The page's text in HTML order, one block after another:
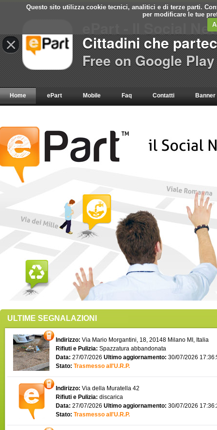
Questo sito utilizza cookie tecnici, analitici e di terze parti.
per modificare le tue
Home ePart Mobile Faq Contatti Banner
ULTIME SEGNALAZIONI
Indirizzo: Via Mario Morgantini, 18, 20148 Milano MI, Italia
Rifiuti e Pulizia: Spazzatura abbandonata
Data: 27/07/2026 Ultimo aggiornamento: 30/07/2026
Stato: Trasmesso all'U.R.P.
Indirizzo: Via della Muratella 42
Rifiuti e Pulizia: discarica
Data: 27/07/2026 Ultimo aggiornamento: 30/07/2026
Stato: Trasmesso all'U.R.P.
×
ePart - Il Social
Cittadini che
Free on Google Play